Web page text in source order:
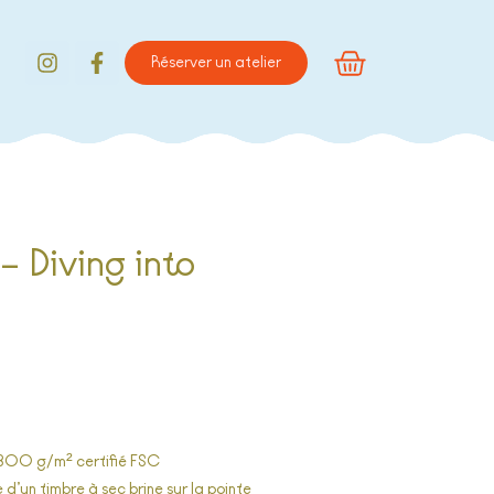
Réserver un atelier
Diving into
g/m² certifié FSC
timbre à sec brine sur la pointe